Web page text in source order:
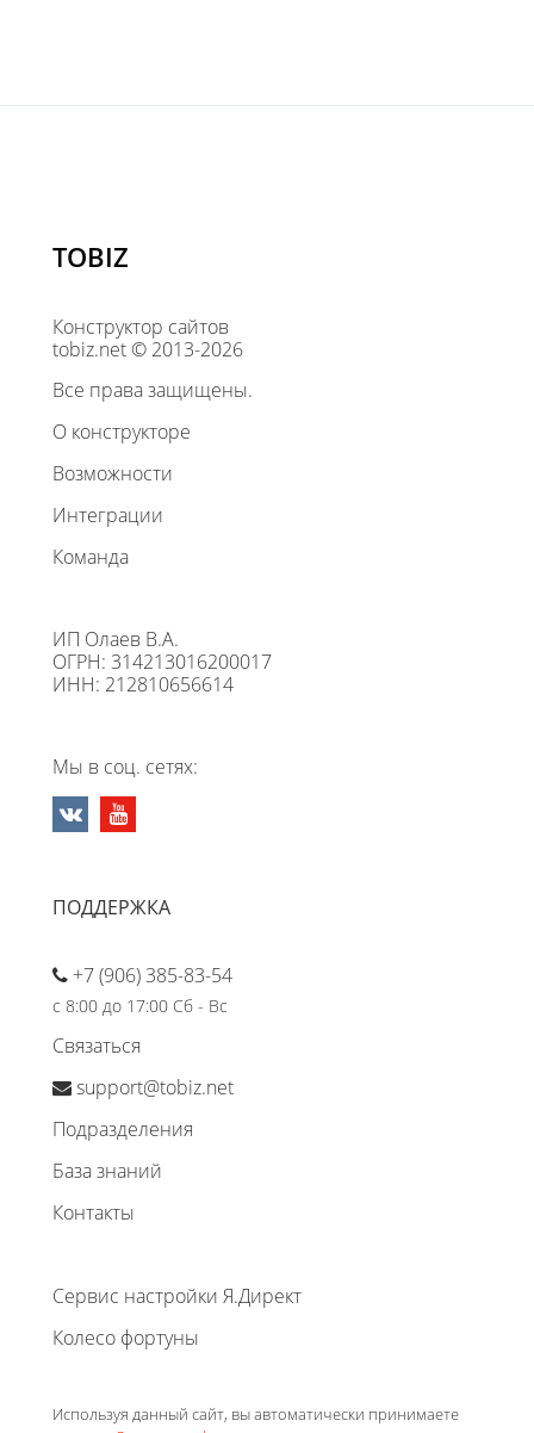
TOBIZ
Конструктор сайтов
tobiz.net © 2013-2026
Все права защищены.
О конструкторе
Возможности
Интеграции
Команда
ИП Олаев В.А.
ОГРН: 314213016200017
ИНН: 212810656614
Мы в соц. сетях:
ПОДДЕРЖКА
+7 (906) 385-83-54
с 8:00 до 17:00 Сб - Вс
Связаться
support@tobiz.net
Подразделения
База знаний
Контакты
Сервис настройки Я.Директ
Колесо фортуны
Используя данный сайт, вы автоматически принимаете